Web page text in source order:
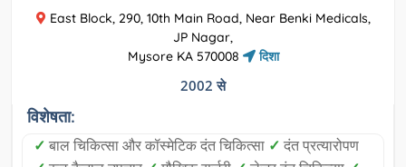
East Block, 290, 10th Main Road, Near Benki Medicals,
JP Nagar,
Mysore KA 570008
दिशा
2002 से
विशेषता:
✓ बाल चिकित्सा और कॉस्मेटिक दंत चिकित्सा ✓ दंत प्रत्यारोपण